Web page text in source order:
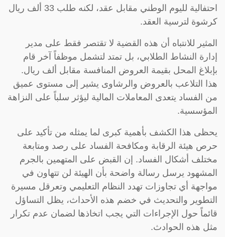
احتفالية لليوم الوطني مقابل عقد، لكنه طلب 33 ألف ريال
كرشوة لترسية العقد.
المثير للانتباه أن هذه القضية لا تقتصر فقط على مدير
إدارة النشاط الطلابي، بل تمتد لتشمل موظفاً آخر قام
بإبلاغ المحل بقيمة العروض المنافسة مقابل ألف ريال.
هذا التلاعب بالعروض والرشاوى يشير إلى مستوى عميق
من الفساد يتعدى المعاملات المالية ليؤثر سلباً على النزاهة
المؤسسية.
يحظى هذا الكشف بأهمية كبرى لما يمثله من تأكيد على
حرص هيئة الرقابة ومكافحة الفساد على رصد ومتابعة
مختلف أشكال الفساد. إن القبض على المتهمين بالجرم
المشهود يرسل رسالة واضحة بأن الهيئة لن تتهاون في
مواجهة أي تجاوزات تهدد النظام التعليمي وتعرقل مسيرة
التطوير والتحديث في خضم هذه الأحداث، يظل التساؤل
قائماً حول الإجراءات التي يجب اتخاذها لضمان عدم تكرار
مثل هذه الحوادث.